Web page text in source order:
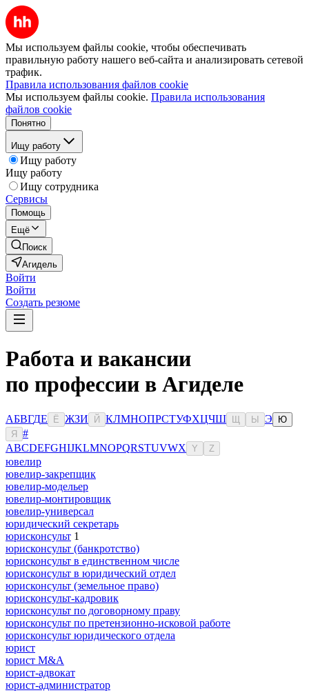
Мы используем файлы cookie, чтобы обеспечивать
правильную работу нашего веб-сайта и анализировать сетевой
трафик.
Правила использования файлов cookie
Мы используем файлы cookie. Правила использования
файлов cookie
Понятно
Ищу работу
Ищу работу
Ищу работу
Ищу сотрудника
Сервисы
Помощь
Ещё
Поиск
Агидель
Войти
Войти
Создать резюме
Работа и вакансии
по профессии в Агиделе
АБВГДЕ Ё ЖЗИ Й КЛМНОПРСТУФХЦЧШ Ы Э
Ю
Я
#
ABCDEFGHIJKLMNOPQRSTUVWX Y Z
ювелир
ювелир-закрепщик
ювелир-модельер
ювелир-монтировщик
ювелир-универсал
юридический секретарь
юрисконсульт 1
юрисконсульт (банкротство)
юрисконсульт в единственном числе
юрисконсульт в юридический отдел
юрисконсульт (земельное право)
юрисконсульт-кадровик
юрисконсульт по договорному праву
юрисконсульт по претензионно-исковой работе
юрисконсульт юридического отдела
юрист
юрист M&A
юрист-адвокат
юрист-администратор